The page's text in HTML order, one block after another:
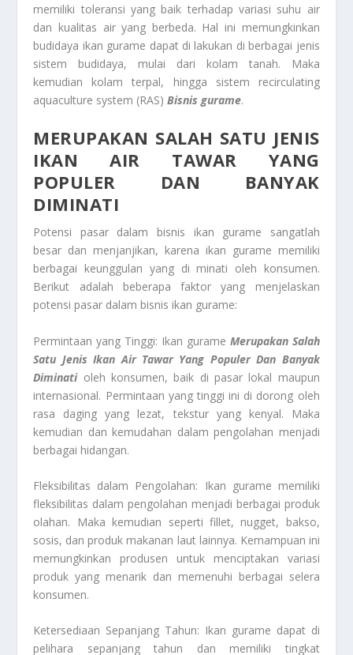
memiliki toleransi yang baik terhadap variasi suhu air
dan kualitas air yang berbeda. Hal ini memungkinkan
budidaya ikan gurame dapat di lakukan di berbagai jenis
sistem budidaya, mulai dari kolam tanah. Maka
kemudian kolam terpal, hingga sistem recirculating
aquaculture system (RAS) Bisnis gurame.
MERUPAKAN SALAH SATU JENIS
IKAN AIR TAWAR YANG
POPULER DAN BANYAK
DIMINATI
Potensi pasar dalam bisnis ikan gurame sangatlah
besar dan menjanjikan, karena ikan gurame memiliki
berbagai keunggulan yang di minati oleh konsumen.
Berikut adalah beberapa faktor yang menjelaskan
potensi pasar dalam bisnis ikan gurame:
Permintaan yang Tinggi: Ikan gurame Merupakan Salah
Satu Jenis Ikan Air Tawar Yang Populer Dan Banyak
Diminati oleh konsumen, baik di pasar lokal maupun
internasional. Permintaan yang tinggi ini di dorong oleh
rasa daging yang lezat, tekstur yang kenyal. Maka
kemudian dan kemudahan dalam pengolahan menjadi
berbagai hidangan.
Fleksibilitas dalam Pengolahan: Ikan gurame memiliki
fleksibilitas dalam pengolahan menjadi berbagai produk
olahan. Maka kemudian seperti fillet, nugget, bakso,
sosis, dan produk makanan laut lainnya. Kemampuan ini
memungkinkan produsen untuk menciptakan variasi
produk yang menarik dan memenuhi berbagai selera
konsumen.
Ketersediaan Sepanjang Tahun: Ikan gurame dapat di
pelihara sepanjang tahun dan memiliki tingkat